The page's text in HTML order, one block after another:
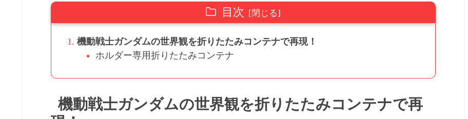
目次
機動戦士ガンダムの世界観を折りたたみコンテナで再現！
ホルダー専用折りたたみコンテナ
機動戦士ガンダムの世界観を折りたたみコンテナで再